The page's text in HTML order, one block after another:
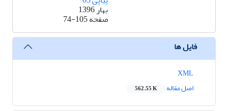
بهار 1396
صفحه74-105
فایل ها
اصل مقاله
562.55 K